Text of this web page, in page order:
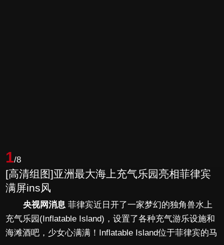
1/8
[高清组图]亚洲最大海上充气乐园亮相菲律宾
满屏ins风
央视网消息菲律宾近日开了一家梦幻的独角兽水上
充气乐园(Inflatable Island)，设置了各种充气游乐设施和
海滩酒吧，少女心满满！Inflatable Island位于菲律宾的马